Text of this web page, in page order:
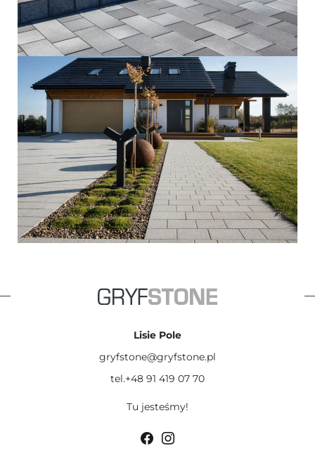
Lisie Pole
gryfstone@gryfstone.pl
tel.+48 91 419 07 70
Tu jesteśmy!